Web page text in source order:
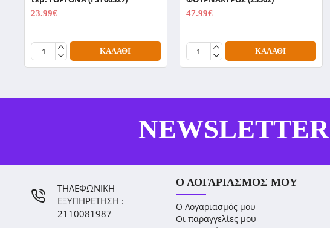
23.99€
ΚΑΛΆΘΙ
47.99€
ΚΑΛΆΘΙ
NEWSLETTER
ΤΗΛΕΦΩΝΙΚΗ
ΕΞΥΠΗΡΕΤΗΣΗ :
2110081987
Ο ΛΟΓΑΡΙΑΣΜΌΣ ΜΟΥ
Ο Λογαριασμός μου
Οι παραγγελίες μου